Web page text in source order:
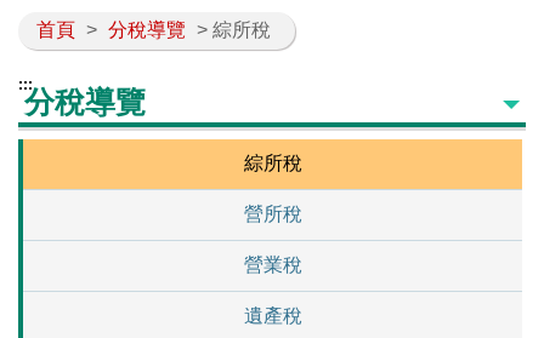
首頁 > 分稅導覽 > 綜所稅
:::分稅導覽
綜所稅
營所稅
營業稅
遺產稅